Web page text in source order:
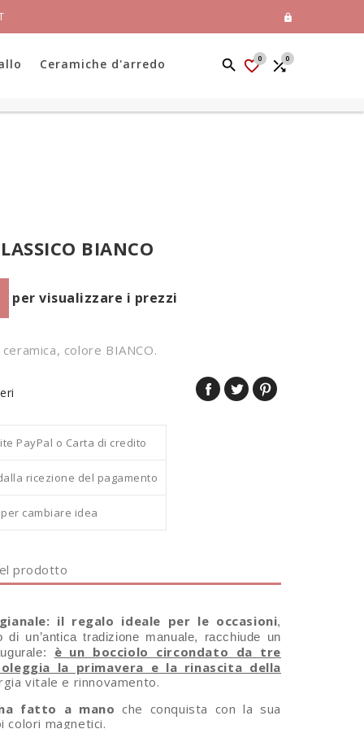

Ceramiche d'arredo 0 0
BIANCO
per visualizzare i prezzi
ceramica, colore BIANCO.
PayPal o Carta di credito
ricezione del pagamento
per cambiare idea
prodotto
il regalo ideale per le occasioni,
un’antica tradizione manuale, racchiude un
è un bocciolo circondato da tre
la primavera e la rinascita della
vitale e rinnovamento.
fatto a mano che conquista con la sua
colori magnetici.